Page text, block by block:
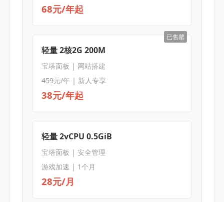
68元/年起
已售罄
轻量 2核2G 200M
宝塔面板 | 网站搭建
459元/年| 新人专享
38元/年起
轻量 2vCPU 0.5GiB
宝塔面板 | 安全管理
游戏加速 | 1个月
28元/月